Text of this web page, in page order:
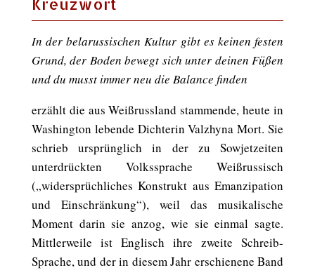
In der belarussischen Kultur gibt es keinen festen
Grund, der Boden bewegt sich unter deinen Füßen
und du musst immer neu die Balance finden
erzählt die aus Weißrussland stammende, heute in
Washington lebende Dichterin Valzhyna Mort. Sie
schrieb ursprünglich in der zu Sowjetzeiten
unterdrückten Volkssprache Weißrussisch
(„widersprüchliches Konstrukt aus Emanzipation
und Einschränkung“), weil das musikalische
Moment darin sie anzog, wie sie einmal sagte.
Mittlerweile ist Englisch ihre zweite Schreib-
Sprache, und der in diesem Jahr erschienene Band